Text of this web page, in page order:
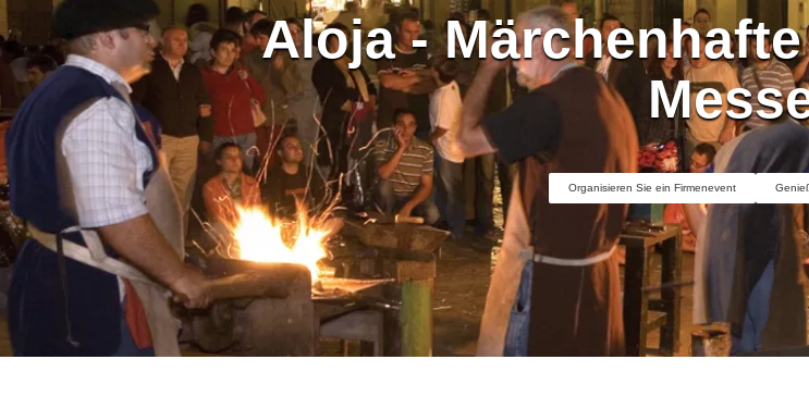
Aloja -
Organisieren Sie ein Firmenevent